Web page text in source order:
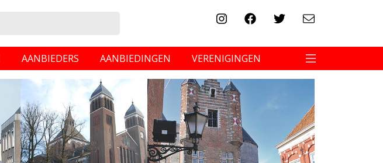
AANBIEDERS AANBIEDINGEN VERENIGINGEN